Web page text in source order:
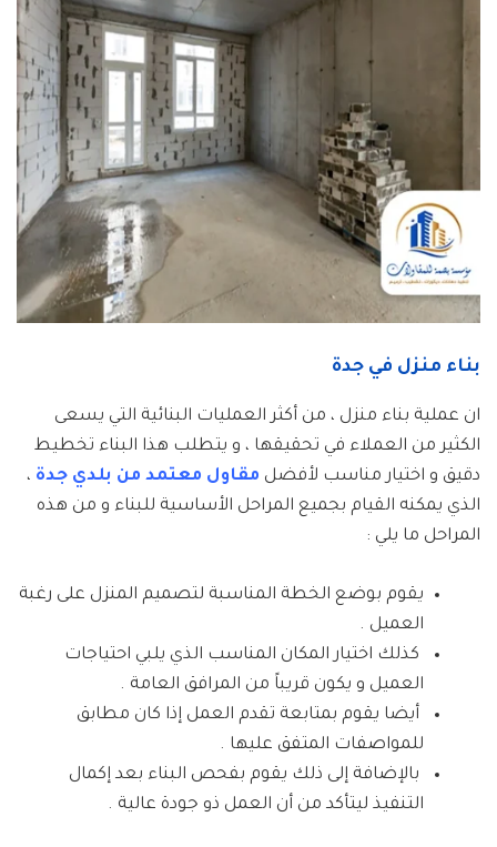
بناء منزل في جدة
ان عملية بناء منزل ، من أكثر العمليات البنائية التي يسعى
الكثير من العملاء في تحقيقها ، و يتطلب هذا البناء تخطيط
دقيق و اختيار مناسب لأفضل مقاول معتمد من بلدي جدة ،
الذي يمكنه القيام بجميع المراحل الأساسية للبناء و من هذه
المراحل ما يلي :
يقوم بوضع الخطة المناسبة لتصميم المنزل على رغبة
العميل .
كذلك اختيار المكان المناسب الذي يلبي احتياجات
العميل و يكون قريباً من المرافق العامة .
أيضا يقوم بمتابعة تقدم العمل إذا كان مطابق
للمواصفات المتفق عليها .
بالإضافة إلى ذلك يقوم بفحص البناء بعد إكمال
التنفيذ ليتأكد من أن العمل ذو جودة عالية .